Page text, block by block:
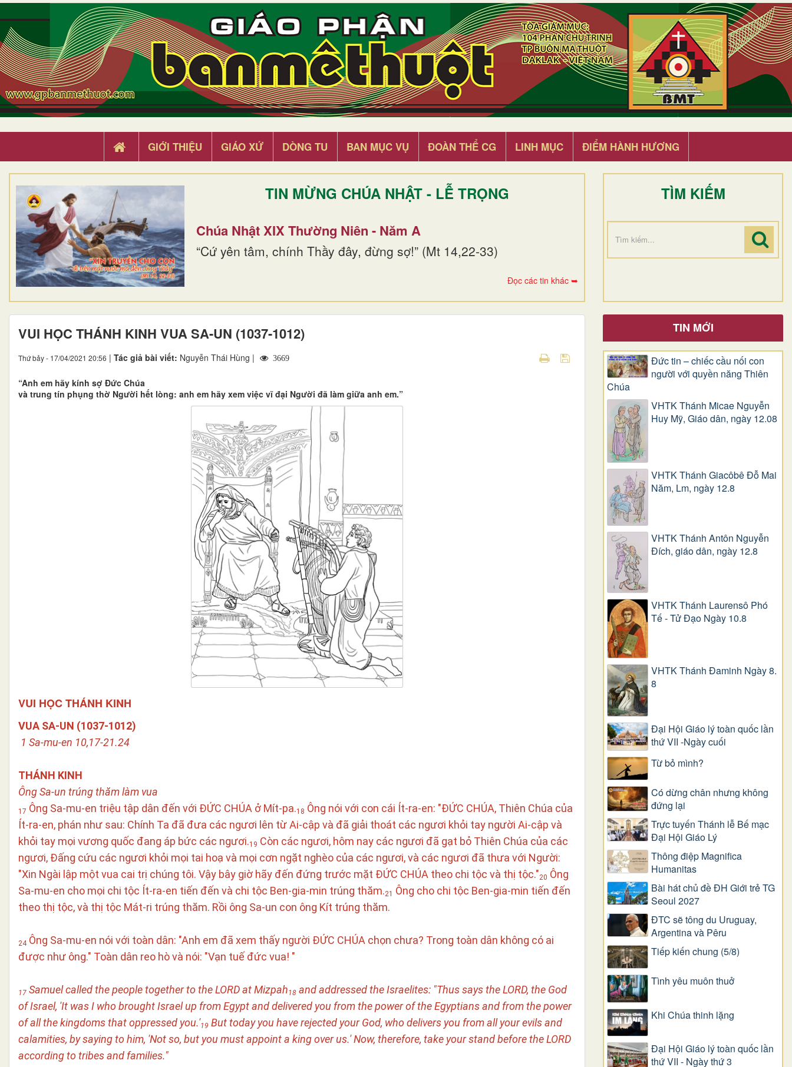
GIỚI THIỆU GIÁO XỨ DÒNG TU BAN MỤC VỤ ĐOÀN THỂ CG LINH MỤC ĐIỂM HÀNH HƯƠNG
TIN MỪNG CHÚA NHẬT - LỄ TRỌNG
Chúa Nhật XIX Thường Niên - Năm A
“Cứ yên tâm, chính Thầy đây, đừng sợ!” (Mt 14,22-33)
Đọc các tin khác ➥
TÌM KIẾM
VUI HỌC THÁNH KINH VUA SA-UN (1037-1012)
Thứ bảy - 17/04/2021 20:56 | Tác giả bài viết: Nguyễn Thái Hùng | 3669
“Anh em hãy kính sợ Đức Chúa
và trung tín phụng thờ Người hết lòng: anh em hãy xem việc vĩ đại Người đã làm giữa anh em.”
VUI HỌC THÁNH KINH
VUA SA-UN (1037-1012)
1 Sa-mu-en 10,17-21.24
THÁNH KINH
Ông Sa-un trúng thăm làm vua
17 Ông Sa-mu-en triệu tập dân đến với ĐỨC CHÚA ở Mít-pa.18 Ông nói với con cái Ít-ra-en: "ĐỨC CHÚA, Thiên Chúa của
Ít-ra-en, phán như sau: Chính Ta đã đưa các ngươi lên từ Ai-cập và đã giải thoát các ngươi khỏi tay người Ai-cập và
khỏi tay mọi vương quốc đang áp bức các ngươi.19 Còn các ngươi, hôm nay các ngươi đã gạt bỏ Thiên Chúa của các
ngươi, Đấng cứu các ngươi khỏi mọi tai hoạ và mọi cơn ngặt nghèo của các ngươi, và các ngươi đã thưa với Người:
"Xin Ngài lập một vua cai trị chúng tôi. Vậy bây giờ hãy đến đứng trước mặt ĐỨC CHÚA theo chi tộc và thị tộc."20 Ông
Sa-mu-en cho mọi chi tộc Ít-ra-en tiến đến và chi tộc Ben-gia-min trúng thăm.21 Ông cho chi tộc Ben-gia-min tiến đến
theo thị tộc, và thị tộc Mát-ri trúng thăm. Rồi ông Sa-un con ông Kít trúng thăm.
24 Ông Sa-mu-en nói với toàn dân: "Anh em đã xem thấy người ĐỨC CHÚA chọn chưa? Trong toàn dân không có ai
được như ông." Toàn dân reo hò và nói: "Vạn tuế đức vua! "
17 Samuel called the people together to the LORD at Mizpah18 and addressed the Israelites: "Thus says the LORD, the God
of Israel, 'It was I who brought Israel up from Egypt and delivered you from the power of the Egyptians and from the power
of all the kingdoms that oppressed you.'19 But today you have rejected your God, who delivers you from all your evils and
calamities, by saying to him, 'Not so, but you must appoint a king over us.' Now, therefore, take your stand before the LORD
according to tribes and families."
TIN MỚI
Đức tin – chiếc cầu nối con
người với quyền năng Thiên
Chúa
VHTK Thánh Micae Nguyễn
Huy Mỹ, Giáo dân, ngày 12.08
VHTK Thánh Giacôbê Ðỗ Mai
Năm, Lm, ngày 12.8
VHTK Thánh Antôn Nguyễn
Ðích, giáo dân, ngày 12.8
VHTK Thánh Laurensô Phó
Tế - Tử Đạo Ngày 10.8
VHTK Thánh Đaminh Ngày 8.
8
Đại Hội Giáo lý toàn quốc lần
thứ VII -Ngày cuối
Từ bỏ mình?
Có dừng chân nhưng không
đứng lại
Trực tuyến Thánh lễ Bế mạc
Đại Hội Giáo Lý
Thông điệp Magnifica
Humanitas
Bài hát chủ đề ĐH Giới trẻ TG
Seoul 2027
ĐTC sẽ tông du Uruguay,
Argentina và Pêru
Tiếp kiến chung (5/8)
Tình yêu muôn thuở
Khi Chúa thinh lặng
Đại Hội Giáo lý toàn quốc lần
thứ VII - Ngày thứ 3